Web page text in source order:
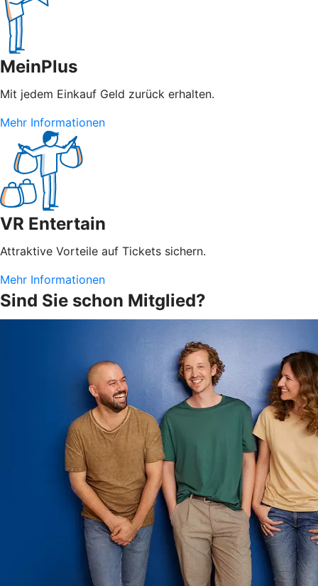
MeinPlus
Mit jedem Einkauf Geld zurück erhalten.
Mehr Informationen
VR Entertain
Attraktive Vorteile auf Tickets sichern.
Mehr Informationen
Sind Sie schon Mitglied?